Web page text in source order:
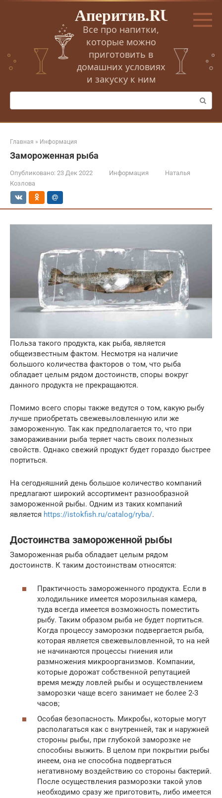
Перейти
Аперитив.RU
Все про напитки,
которые можно
приготовить в
домашних условиях
и закуску к ним
Поиск:
Главная » Информация
Замороженная рыба
Опубликовано: 23 Дек 2022 Информация
Наталья
Козлова
Польза такого продукта, как рыба, является
общеизвестным фактом. Несмотря на наличие
большого количества факторов о том, что рыба
обладает целым рядом достоинств, споры вокруг
данного продукта не прекращаются.
Помимо всего споры также ведутся о том, какую рыбу
лучше приобретать свежевыловленную или же
замороженную. Так как предполагается то, что при
замораживании рыба теряет часть своих полезных
свойств. Однако свежий продукт будет гораздо быстрее
портиться.
На сегодняшний день большое количество компаний
предлагают широкий ассортимент разнообразной
замороженной рыбы. Одним из таких компаний
является https://istokfish.ru/catalog/ryba/.
Достоинства замороженной рыбы
Замороженная рыба обладает целым рядом
достоинств. К таким достоинствам относятся:
Практичность замороженного продукта. Если в
холодильнике имеется морозильная камера,
туда всегда имеется возможность поместить
рыбу. Таким образом рыба не будет портиться.
Когда процессу заморозки подвергается рыба,
которая является свежевыловленной, то на ней
не начинаются процессы гниения или
размножения микроорганизмов. Компании,
которые дорожат собственной репутацией
время между ловлей рыбы и осуществлением
заморозки чаще всего занимает не более 2-3
часов;
Особая безопасность. Микробы, которые могут
располагаться как с внутренней, так и наружней
стороны рыбы, при глубокой заморозке не
способны выжить. В целом при покрытии рыбы
инеем, она не способна подвергаться
негативному воздействию со стороны бактерий.
После осуществления разморозки такой улов
необходимо сразу же приготовить, либо имеется